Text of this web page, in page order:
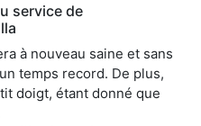
service de
à nouveau saine et sans
temps record. De plus,
doigt, étant donné que